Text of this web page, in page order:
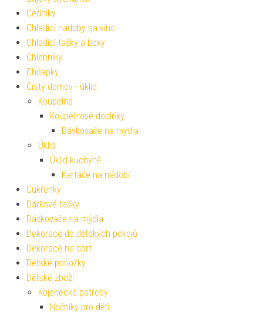
Cedníky
Chladící nádoby na víno
Chladící tašky a boxy
Chlebníky
Chňapky
Čistý domov - úklid
Koupelna
Koupelnové doplňky
Dávkovače na mýdla
Úklid
Úklid kuchyně
Kartáče na nádobí
Cukřenky
Dárkové tašky
Dávkovače na mýdla
Dekorace do dětských pokojů
Dekorace na dort
Dětské ponožky
Dětské zboží
Kojenecké potřeby
Nočníky pro děti